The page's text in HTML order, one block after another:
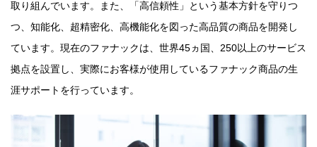
取り組んでいます。また、「高信頼性」という基本方針を守りつ
つ、知能化、超精密化、高機能化を図った高品質の商品を開発し
ています。現在のファナックは、世界45ヵ国、250以上のサービス
拠点を設置し、実際にお客様が使用しているファナック商品の生
涯サポートを行っています。